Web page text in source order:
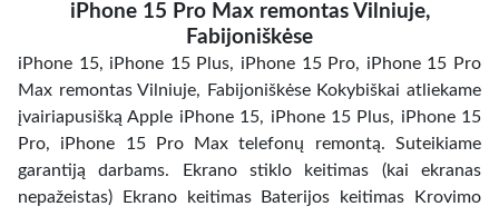
iPhone 15 Pro Max remontas Vilniuje,
Fabijoniškėse
iPhone 15, iPhone 15 Plus, iPhone 15 Pro, iPhone 15 Pro
Max remontas Vilniuje, Fabijoniškėse Kokybiškai atliekame
įvairiapusišką Apple iPhone 15, iPhone 15 Plus, iPhone 15
Pro, iPhone 15 Pro Max telefonų remontą. Suteikiame
garantiją darbams. Ekrano stiklo keitimas (kai ekranas
nepažeistas) Ekrano keitimas Baterijos keitimas Krovimo